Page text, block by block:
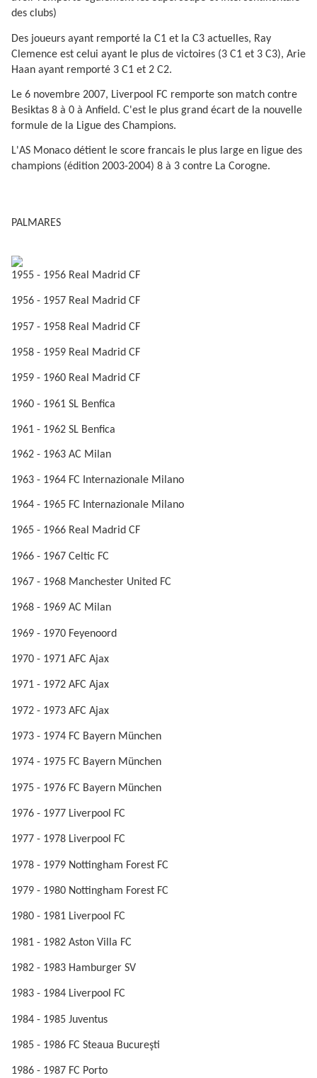
des clubs)
Des joueurs ayant remporté la C1 et la C3 actuelles, Ray
Clemence est celui ayant le plus de victoires (3 C1 et 3 C3), Arie
Haan ayant remporté 3 C1 et 2 C2.
Le 6 novembre 2007, Liverpool FC remporte son match contre
Besiktas 8 à 0 à Anfield. C'est le plus grand écart de la nouvelle
formule de la Ligue des Champions.
L'AS Monaco détient le score francais le plus large en ligue des
champions (édition 2003-2004) 8 à 3 contre La Corogne.
PALMARES
1955 - 1956 Real Madrid CF
1956 - 1957 Real Madrid CF
1957 - 1958 Real Madrid CF
1958 - 1959 Real Madrid CF
1959 - 1960 Real Madrid CF
1960 - 1961 SL Benfica
1961 - 1962 SL Benfica
1962 - 1963 AC Milan
1963 - 1964 FC Internazionale Milano
1964 - 1965 FC Internazionale Milano
1965 - 1966 Real Madrid CF
1966 - 1967 Celtic FC
1967 - 1968 Manchester United FC
1968 - 1969 AC Milan
1969 - 1970 Feyenoord
1970 - 1971 AFC Ajax
1971 - 1972 AFC Ajax
1972 - 1973 AFC Ajax
1973 - 1974 FC Bayern München
1974 - 1975 FC Bayern München
1975 - 1976 FC Bayern München
1976 - 1977 Liverpool FC
1977 - 1978 Liverpool FC
1978 - 1979 Nottingham Forest FC
1979 - 1980 Nottingham Forest FC
1980 - 1981 Liverpool FC
1981 - 1982 Aston Villa FC
1982 - 1983 Hamburger SV
1983 - 1984 Liverpool FC
1984 - 1985 Juventus
1985 - 1986 FC Steaua Bucureşti
1986 - 1987 FC Porto